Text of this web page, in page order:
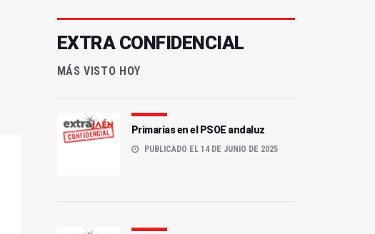
EXTRA CONFIDENCIAL
MÁS VISTO HOY
Primarias en el PSOE andaluz
PUBLICADO EL 14 DE JUNIO DE 2025